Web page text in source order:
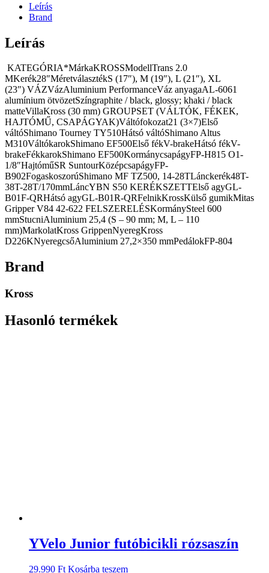
Leírás
Brand
Leírás
KATEGÓRIA*MárkaKROSSModellTrans 2.0
MKerék28″MéretválasztékS (17″), M (19″), L (21″), XL
(23″) VÁZVázAluminium PerformanceVáz anyagaAL-6061
alumínium ötvözetSzíngraphite / black, glossy; khaki / black
matteVillaKross (30 mm) GROUPSET (VÁLTÓK, FÉKEK,
HAJTÓMŰ, CSAPÁGYAK)Váltófokozat21 (3×7)Első
váltóShimano Tourney TY510Hátsó váltóShimano Altus
M310VáltókarokShimano EF500Első fékV-brakeHátsó fékV-
brakeFékkarokShimano EF500KormánycsapágyFP-H815 O1-
1/8″HajtóműSR SuntourKözépcsapágyFP-
B902FogaskoszorúShimano MF TZ500, 14-28TLánckerék48T-
38T-28T/170mmLáncYBN S50 KERÉKSZETTElső agyGL-
B01F-QRHátsó agyGL-B01R-QRFelnikKrossKülső gumikMitas
Gripper V84 42-622 FELSZERELÉSKormánySteel 600
mmStucniAluminium 25,4 (S – 90 mm; M, L – 110
mm)MarkolatKross GrippenNyeregKross
D226KNyeregcsőAluminium 27,2×350 mmPedálokFP-804
Brand
Kross
Hasonló termékek
YVelo Junior futóbicikli rózsaszín
29.990 Ft Kosárba teszem